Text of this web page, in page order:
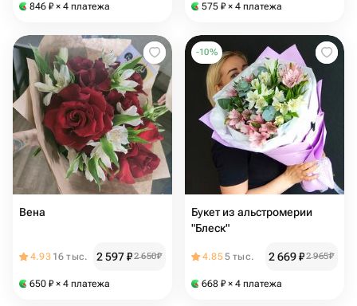
846 ₽ × 4 платежа 575 ₽ × 4 платежа
Вена
4.93 16 тыс. 2 597₽2 650₽
650 ₽ × 4 платежа
-10%
Букет из альстромерии
"Блеск"
4.855 тыс. 2 669₽2 965₽
668 ₽ × 4 платежа